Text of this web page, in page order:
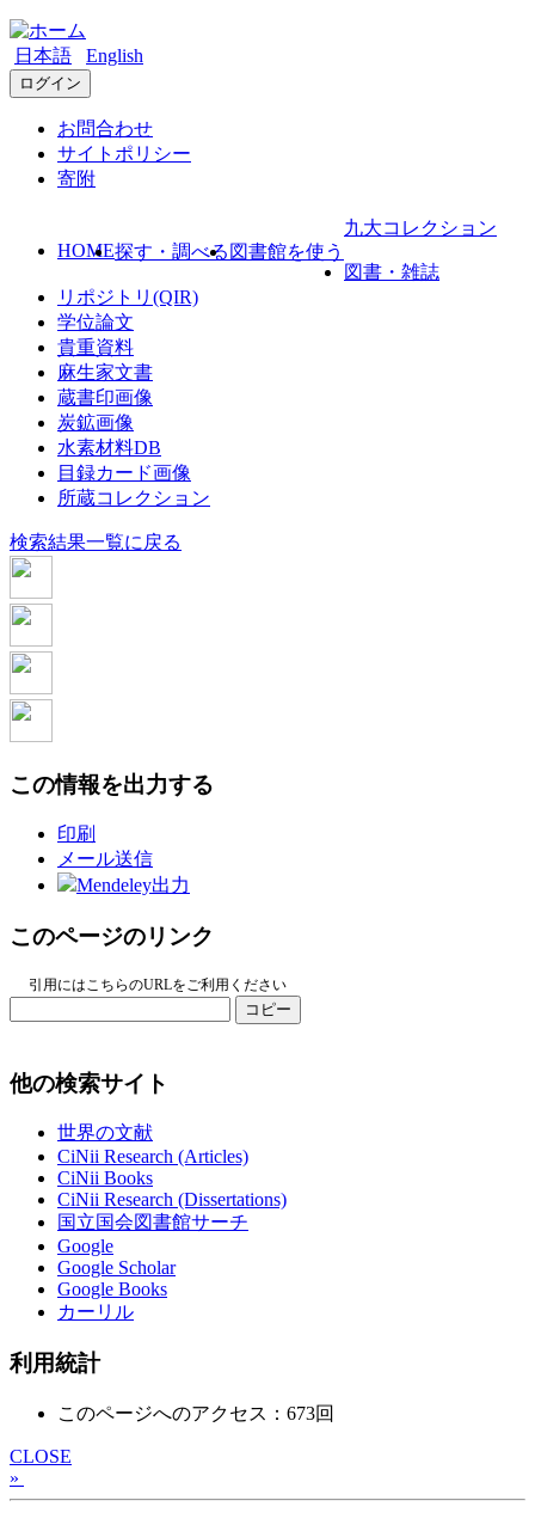
日本語 English
ログイン
お問合わせ
サイトポリシー
寄附
HOME探す・調べる 図書館を使う
九大コレクション
図書・雑誌
リポジトリ(QIR)
学位論文
貴重資料
麻生家文書
蔵書印画像
炭鉱画像
水素材料DB
目録カード画像
所蔵コレクション
検索結果一覧に戻る
この情報を出力する
印刷
メール送信
Mendeley出力
このページのリンク
引用にはこちらのURLをご利用ください
コピー
他の検索サイト
世界の文献
CiNii Research (Articles)
CiNii Books
CiNii Research (Dissertations)
国立国会図書館サーチ
Google
Google Scholar
Google Books
カーリル
利用統計
このページへのアクセス：673回
CLOSE
»